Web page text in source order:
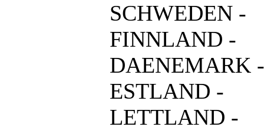
SCHWEDEN -
FINNLAND -
DAENEMARK -
ESTLAND -
LETTLAND -